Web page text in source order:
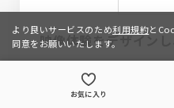
お気に入り
映像体験をデザイン
株式会社bloomotion
より良いサービスのため利用規約と
同意をお願いいたします。